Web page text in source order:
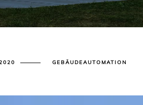
GEBÄUDEAUTOMATION